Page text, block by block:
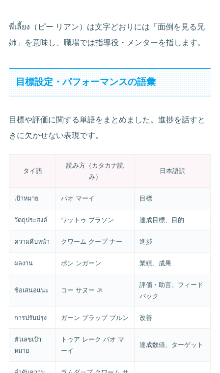
พี่เลี้ยง（ピー リアン）は文字どおりには「面倒を見る兄
姉」を意味し、職場では指導役・メンターを指します。
目標設定・パフォーマンスの語彙
目標や評価に関する単語をまとめました。進捗を話すと
きに欠かせない表現です。
タイ語
読み方（カタカナ読
み）
日本語訳
เป้าหมาย パオ マーイ 目標
วัตถุประสงค์ ワットゥ プラソン 達成目標、目的
ความคืบหน้า クワーム クープ ナー 進捗
ผลงาน ポン ンガーン 業績、成果
ข้อเสนอแนะ コー サヌー ネ
評価・助言、フィード
バック
การปรับปรุง ガーン プラップ プルン 改善
ตัวเลขเป้า
หมาย
トゥア レーク パオ マ
ーイ
達成数値、ターゲット